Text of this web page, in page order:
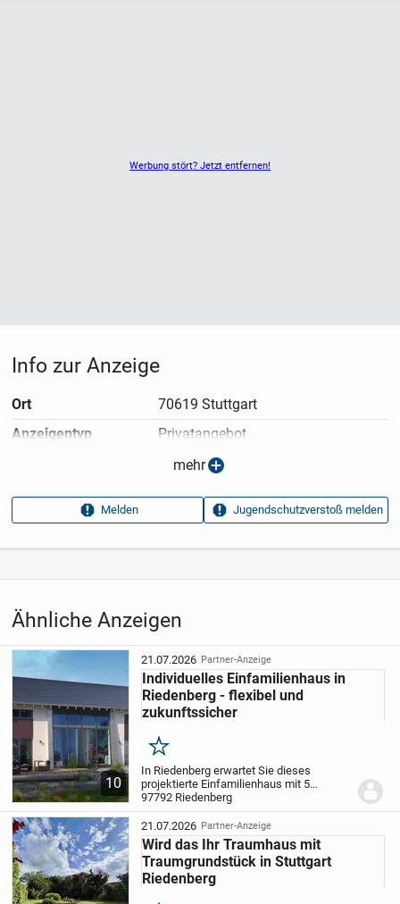
Werbung stört? Jetzt entfernen!
Ähnliche Anzeigen
10
21.07.2026 Partner-Anzeige
Individuelles Einfamilienhaus in
Riedenberg - flexibel und
zukunftssicher
Merken
In Riedenberg erwartet Sie dieses
projektierte Einfamilienhaus mit 5
Zimmern und einer großzügigen
Wohnfläche von 173,12 m² -
maßgeschneidert nach Ihren
Vorstellungen. Das 645 m² große
Grundstück...
97792 Riedenberg
21.07.2026 Partner-Anzeige
Wird das Ihr Traumhaus mit
Traumgrundstück in Stuttgart
Riedenberg
Info zur Anzeige
Ort
70619 Stuttgart
Anzeigen­typ
Privatangebot
11.05.2026
Aufrufe dieser
17
mehr
Melden Jugendschutzverstoß melden